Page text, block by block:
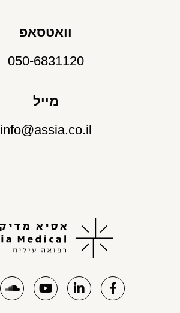
וואטסאפ
050-6831120
מייל
info@assia.co.il